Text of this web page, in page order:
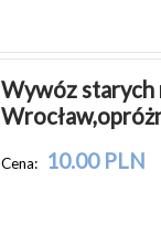
Wywóz starych
Cena: 10.00 PLN